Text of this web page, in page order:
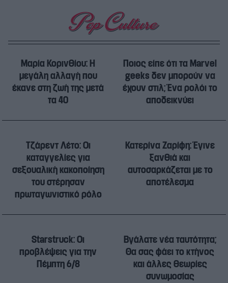
Μαρία Κορινθίου: Η
μεγάλη αλλαγή που
έκανε στη ζωή της μετά
τα 40
Ποιος είπε ότι τα Marvel
geeks δεν μπορούν να
έχουν στιλ; Ένα ρολόι το
αποδεικνύει
Τζάρεντ Λέτo: Οι
καταγγελίες για
σεξουαλική κακοποίηση
του στέρησαν
πρωταγωνιστικό ρόλο
Κατερίνα Ζαρίφη: Έγινε
ξανθιά και
αυτοσαρκάζεται με το
αποτέλεσμα
Starstruck: Οι
προβλέψεις για την
Πέμπτη 6/8
Βγάλατε νέα ταυτότητα;
Θα σας φάει το κτήνος
και άλλες θεωρίες
συνωμοσίας